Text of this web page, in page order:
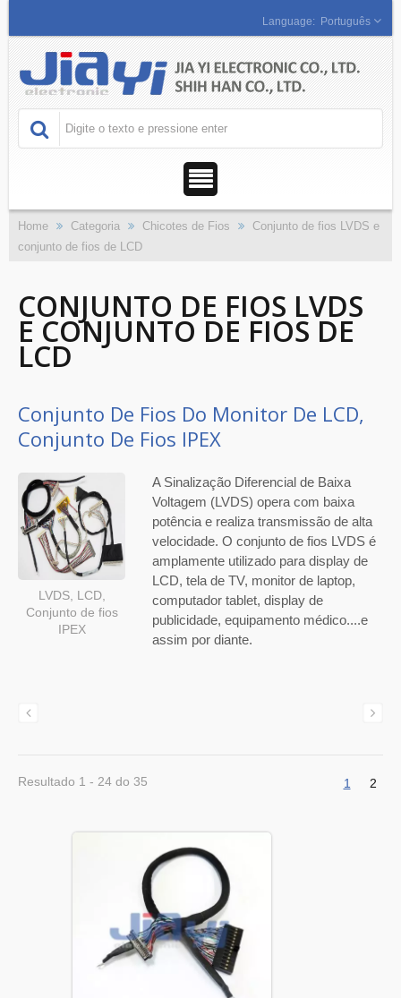
Português
Home Categoria Chicotes de Fios
Conjunto de fios LVDS e
conjunto de fios de LCD
CONJUNTO DE FIOS LVDS
E CONJUNTO DE FIOS DE
LCD
Conjunto De Fios Do Monitor De LCD,
Conjunto De Fios IPEX
LVDS, LCD,
Conjunto de fios
IPEX
A Sinalização Diferencial de Baixa
Voltagem (LVDS) opera com baixa
potência e realiza transmissão de alta
velocidade. O conjunto de fios LVDS é
amplamente utilizado para display de
LCD, tela de TV, monitor de laptop,
computador tablet, display de
publicidade, equipamento médico....e
assim por diante.
Resultado 1 - 24 do 35 1 2